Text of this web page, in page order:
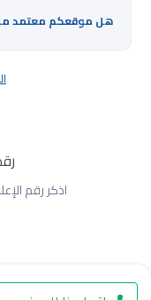
هل موقعكم معتمد من
اذكر رقم